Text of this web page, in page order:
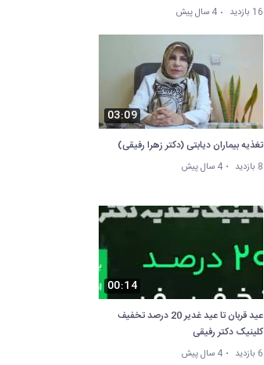
16 بازدید 4 سال پیش
03:09
تغذیه بیماران دیابتی (دکتر زهرا رفیقی)
8 بازدید 4 سال پیش
00:14
عید قربان تا عید غدیر 20 درصد تخفیف
کلینیک دکتر رفیقی
6 بازدید 4 سال پیش